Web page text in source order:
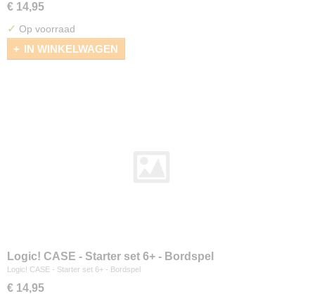
€ 14,95
✓ Op voorraad
IN WINKELWAGEN
Logic! CASE - Starter set 6+ - Bordspel
Logic! CASE - Starter set 6+ - Bordspel
€ 14,95